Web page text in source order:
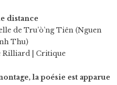
distance
de Tru’ò’ng Tiên (Nguen
Thu)
Rilliard | Critique
la poésie est apparue